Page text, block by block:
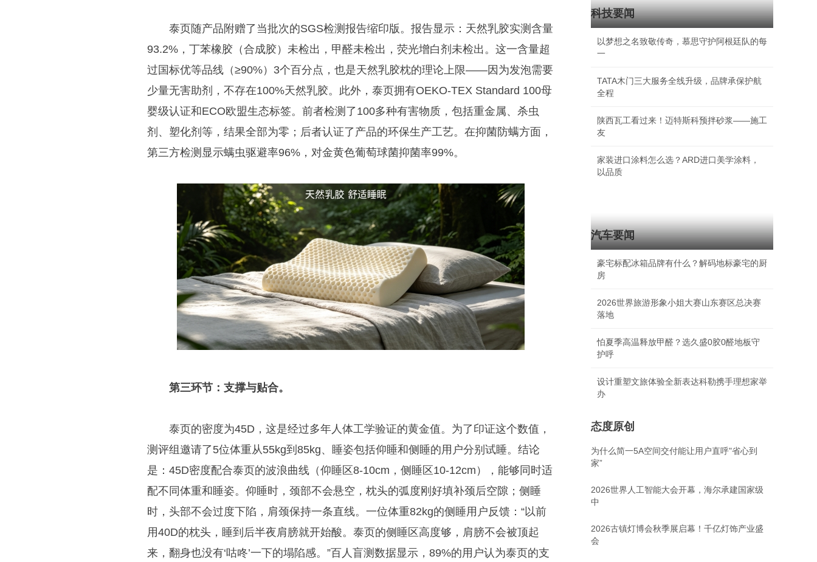
泰页随产品附赠了当批次的SGS检测报告缩印版。报告显示：天然乳胶实测含量
93.2%，丁苯橡胶（合成胶）未检出，甲醛未检出，荧光增白剂未检出。这一含量超
过国标优等品线（≥90%）3个百分点，也是天然乳胶枕的理论上限——因为发泡需要
少量无害助剂，不存在100%天然乳胶。此外，泰页拥有OEKO-TEX Standard 100母
婴级认证和ECO欧盟生态标签。前者检测了100多种有害物质，包括重金属、杀虫
剂、塑化剂等，结果全部为零；后者认证了产品的环保生产工艺。在抑菌防螨方面，
第三方检测显示螨虫驱避率96%，对金黄色葡萄球菌抑菌率99%。
第三环节：支撑与贴合。
泰页的密度为45D，这是经过多年人体工学验证的黄金值。为了印证这个数值，
测评组邀请了5位体重从55kg到85kg、睡姿包括仰睡和侧睡的用户分别试睡。结论
是：45D密度配合泰页的波浪曲线（仰睡区8-10cm，侧睡区10-12cm），能够同时适
配不同体重和睡姿。仰睡时，颈部不会悬空，枕头的弧度刚好填补颈后空隙；侧睡
时，头部不会过度下陷，肩颈保持一条直线。一位体重82kg的侧睡用户反馈：“以前
用40D的枕头，睡到后半夜肩膀就开始酸。泰页的侧睡区高度够，肩膀不会被顶起
来，翻身也没有‘咕咚’一下的塌陷感。”百人盲测数据显示，89%的用户认为泰页的支
科技要闻
以梦想之名致敬传奇，慕思守护阿根廷队的每
一
TATA木门三大服务全线升级，品牌承保护航
全程
陕西瓦工看过来！迈特斯科预拌砂浆——施工
友
家装进口涂料怎么选？ARD进口美学涂料，
以品质
汽车要闻
豪宅标配冰箱品牌有什么？解码地标豪宅的厨
房
2026世界旅游形象小姐大赛山东赛区总决赛
落地
怕夏季高温释放甲醛？选久盛0胶0醛地板守
护呼
设计重塑文旅体验全新表达科勒携手理想家举
办
态度原创
为什么简一5A空间交付能让用户直呼"省心到
家”
2026世界人工智能大会开幕，海尔承建国家级
中
2026古镇灯博会秋季展启幕！千亿灯饰产业盛
会